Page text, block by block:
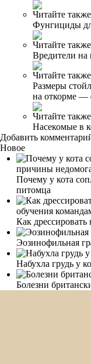
Читайте
Фунгициды
Читайте
Вредители на
Читайте
Размеры
на откорме —
Читайте
Насекомые в
Добавить
Новое
Почему у кота
питомца
Как
Эозинофильная
Набухла грудь у
Болезни